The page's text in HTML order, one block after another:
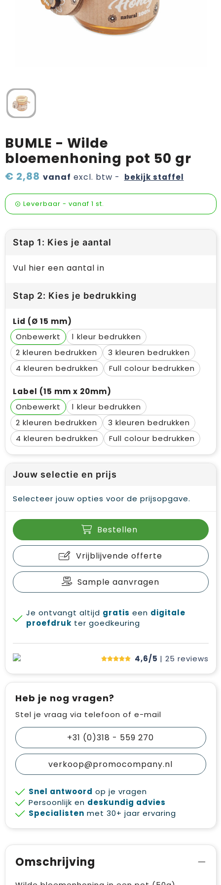
Verzorging & welness
Wijn, bier en proeverij
Zomerpakketten
BUMLE - Wilde
bloemenhoning pot 50 gr
€ 2,88 vanaf excl. btw - bekijk staffel
Leverbaar - vanaf 1 st.
Stap 1: Kies je aantal
Vul hier een aantal in
Stap 2: Kies je bedrukking
Lid (Ø 15 mm)
Onbewerkt
1
2
3
4
Full colour
Label (15 mm x 20mm)
Onbewerkt
1
2
3
4
Full colour
Jouw selectie en prijs
Selecteer jouw opties voor de prijsopgave.
Bestellen
Vrijblijvende offerte
Sample aanvragen
Je ontvangt altijd gratis een digitale
proefdruk ter goedkeuring
4,6/5 | 25 reviews
Heb je nog vragen?
Stel je vraag via telefoon of e-mail
+31 (0)318 - 559 270
verkoop@promocompany.nl
Snel antwoord op je vragen
Persoonlijk en deskundig advies
Specialisten met 30+ jaar ervaring
Omschrijving